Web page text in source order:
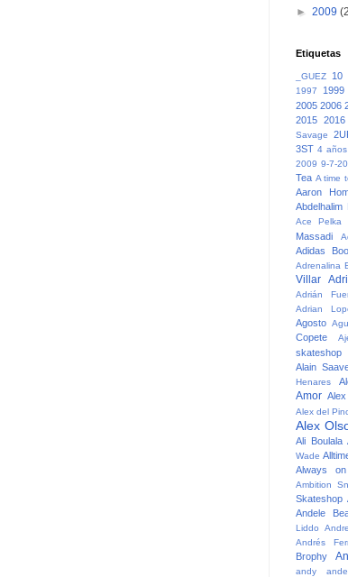
► 2009
Etiquetas
_GUEZ 10
1997
1999
2005 2006
2015 2016
Savage
3ST 4 años
2009 9-7-
Tea A time
Aaron
Abdelhalim
Ace Pelka
Massadi
Adidas
Adrenalina
Villar
Adrián
Adrian
Agosto
Copete
skateshop
Alain
Henares
Amor
Alex del
Alex
Ali Boulala
Wade
Always
Ambition
Skateshop
Andele
Liddo
Andrés
Brophy
andy